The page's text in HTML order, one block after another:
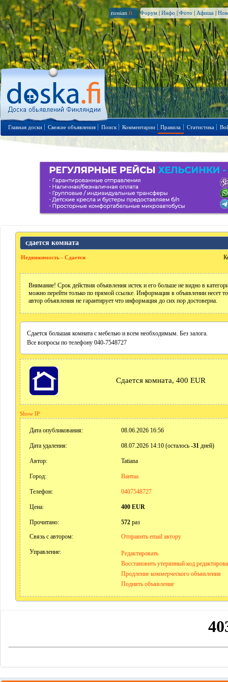
russian .fi Форум | Инфо | Фото | Афиша |
Главная доски Свежие объявления Поиск Комментарии Правила Статистика
сдается комната
Недвижимость - Сдается
Внимание! Срок действия объявления истек и его больше не видно в
можно перейти только по прямой ссылке. Информация в объявлении несет
автор объявления не гарантирует что информация до сих пор достоверна.
Сдается большая комната с мебелью и всем необходимым. Без залога.
Все вопросы по телефону 040-7548727
Сдается комната, 400 EUR
Show IP
Дата опубликования: 08.06.2026 16:56
Дата удаления: 08.07.2026 14:10 (осталось -31дней)
Автор: Tatiana
Город: Вантаа
Телефон: 0407548727
Цена: 400 EUR
Прочитано: 572раз
Связь с автором:
Отправить email автору
Управление:
Редактировать
Восстановить утерянный код
Продление коммерческого объявления
Поднять объявление